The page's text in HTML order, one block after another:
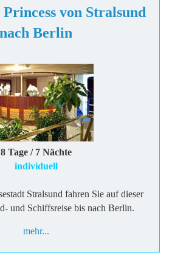
von Stralsund
nach Berlin
8 Tage / 7 Nächte
individuell
Stralsund fahren Sie auf dieser
und Schiffsreise bis nach Berlin.
mehr...